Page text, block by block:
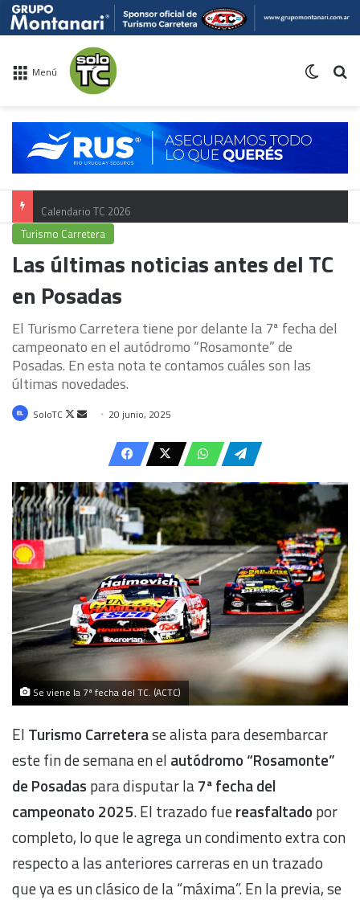
Menú
Calendario TC 2026
Turismo Carretera
Las últimas noticias antes del TC
en Posadas
El Turismo Carretera tiene por delante la 7ª fecha del
campeonato en el autódromo “Rosamonte” de
Posadas. En esta nota te contamos cuáles son las
últimas novedades.
SoloTC
Follow
Send 20 junio, 2025
Se viene la 7ª fecha del TC. (ACTC)
El Turismo Carreterase alista para desembarcar
este fin de semana en el autódromo “Rosamonte”
de Posadas para disputar la7ª fecha del
campeonato 2025. El trazado fuereasfaltado por
completo, lo que le agrega un condimento extra con
respecto a las anteriores carreras en un trazado
que ya es un clásico de la “máxima”. En la previa, se